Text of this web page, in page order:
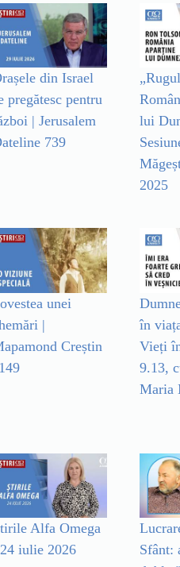
din Israel
pregătesc pentru
| Jerusalem
739
lui
2025
unei
|
Creștin
în
Vieți
9.13,
Maria
Alfa Omega
iulie 2026
Sfânt: